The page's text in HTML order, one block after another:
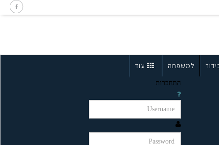
למשפחה עוד
התחברות